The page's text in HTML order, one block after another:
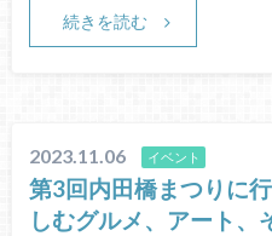
続きを読む
2023.11.06 イベント
第3回内田橋まつりに
しむグルメ、アート、